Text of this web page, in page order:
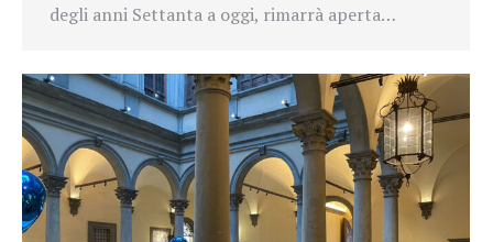
degli anni Settanta a oggi, rimarrà aperta…